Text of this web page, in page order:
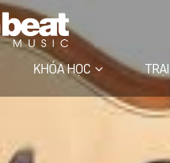
KHÓA HỌC